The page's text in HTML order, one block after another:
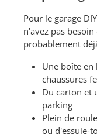
Pour le garage
n'avez pas
probablement
Une boîte en
chaussures
Du carton et
parking
Plein de
ou d'essuie-